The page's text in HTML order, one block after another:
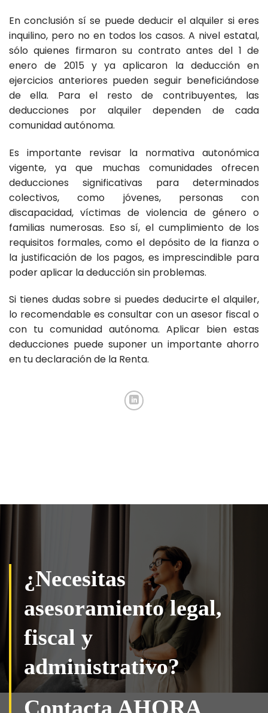
En conclusión sí se puede deducir el alquiler si eres
inquilino, pero no en todos los casos. A nivel estatal,
sólo quienes firmaron su contrato antes del 1 de
enero de 2015 y ya aplicaron la deducción en
ejercicios anteriores pueden seguir beneficiándose
de ella. Para el resto de contribuyentes, las
deducciones por alquiler dependen de cada
comunidad autónoma.
Es importante revisar la normativa autonómica
vigente, ya que muchas comunidades ofrecen
deducciones significativas para determinados
colectivos, como jóvenes, personas con
discapacidad, víctimas de violencia de género o
familias numerosas. Eso sí, el cumplimiento de los
requisitos formales, como el depósito de la fianza o
la justificación de los pagos, es imprescindible para
poder aplicar la deducción sin problemas.
Si tienes dudas sobre si puedes deducirte el alquiler,
lo recomendable es consultar con un asesor fiscal o
con tu comunidad autónoma. Aplicar bien estas
deducciones puede suponer un importante ahorro
en tu declaración de la Renta.
¿Necesitas
asesoramiento legal,
fiscal y
administrativo?
Contacta AHORA